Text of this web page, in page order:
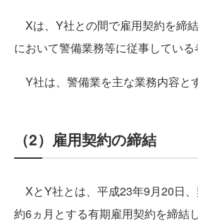
Xは、Y社との間で雇用契約を締
において警備業務等に従事している
Y社は、警備業を主な業務内容と
（2）雇用契約の締結
XとY社とは、平成23年9月20日
約6ヵ月とする有期雇用契約を締結